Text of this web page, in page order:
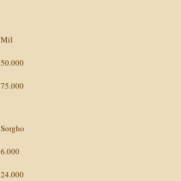
Mil
50.000
75.000
Sorgho
6.000
24.000